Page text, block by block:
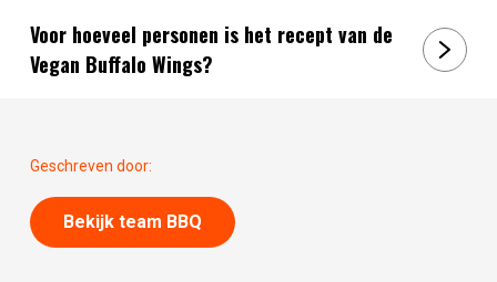
Voor hoeveel personen is het recept van de
Vegan Buffalo Wings?
Geschreven door:
Bekijk team BBQ